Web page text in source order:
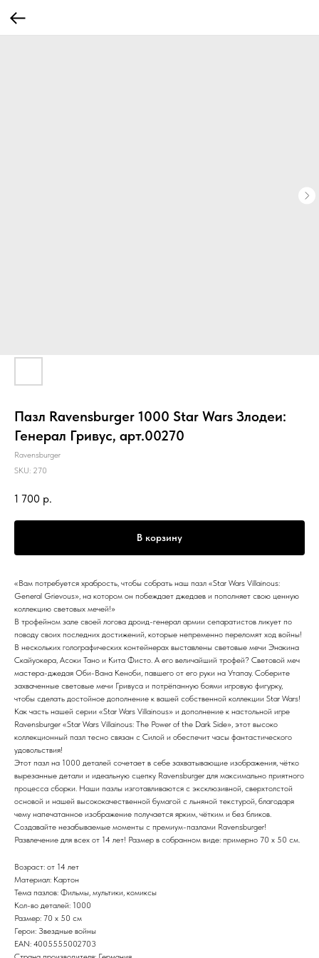
Пазл Ravensburger 1000 Star Wars Злодеи:
Генерал Гривус, арт.00270
Ravensburger
SKU: 270
1 700 р.
В корзину
«Вам потребуется храбрость, чтобы собрать наш пазл «Star Wars Villainous:
General Grievous», на котором он побеждает джедаев и пополняет свою ценную
коллекцию световых мечей!»
В трофейном зале своей логова дроид-генерал армии сепаратистов ликует по
поводу своих последних достижений, которые непременно переломят ход войны!
В нескольких голографических контейнерах выставлены световые мечи Энакина
Скайуокера, Асоки Тано и Кита Фисто. А его величайший трофей? Световой меч
мастера-джедая Оби-Вана Кеноби, павшего от его руки на Утапау. Соберите
захваченные световые мечи Гривуса и потрёпанную боями игровую фигурку,
чтобы сделать достойное дополнение к вашей собственной коллекции Star Wars!
Как часть нашей серии «Star Wars Villainous» и дополнение к настольной игре
Ravensburger «Star Wars Villainous: The Power of the Dark Side», этот высоко
коллекционный пазл тесно связан с Силой и обеспечит часы фантастического
удовольствия!
Этот пазл на 1000 деталей сочетает в себе захватывающие изображения, чётко
вырезанные детали и идеальную сцепку Ravensburger для максимально приятного
процесса сборки. Наши пазлы изготавливаются с эксклюзивной, сверхтолстой
основой и нашей высококачественной бумагой с льняной текстурой, благодаря
чему напечатанное изображение получается ярким, чётким и без бликов.
Создавайте незабываемые моменты с премиум-пазлами Ravensburger!
Развлечение для всех от 14 лет! Размер в собранном виде: примерно 70 x 50 см.
Возраст: от 14 лет
Материал: Картон
Тема пазлов: Фильмы, мультики, комиксы
Кол-во деталей: 1000
Размер: 70 x 50 см
Герои: Звездные войны
EAN: 4005555002703